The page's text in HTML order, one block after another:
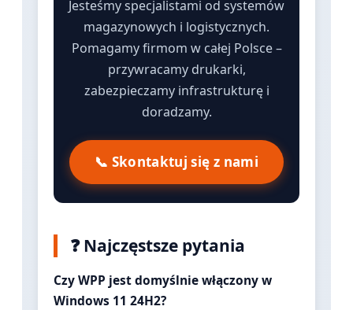
Jesteśmy specjalistami od systemów
magazynowych i logistycznych.
Pomagamy firmom w całej Polsce –
przywracamy drukarki,
zabezpieczamy infrastrukturę i
doradzamy.
📞 Skontaktuj się z nami
❓ Najczęstsze pytania
Czy WPP jest domyślnie włączony w
Windows 11 24H2?